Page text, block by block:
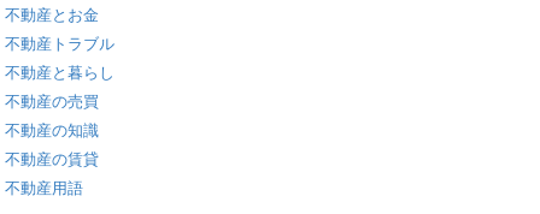
不動産とお金
不動産トラブル
不動産と暮らし
不動産の売買
不動産の知識
不動産の賃貸
不動産用語